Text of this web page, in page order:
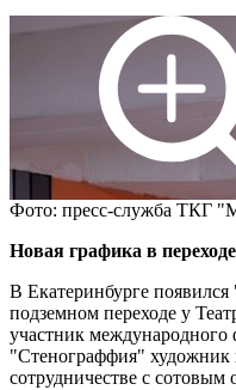
Фото: пресс-служба ТКГ
Новая графика в
В Екатеринбурге
подземном переходе у
участник международного
"Стенограффия"
сотрудничестве с